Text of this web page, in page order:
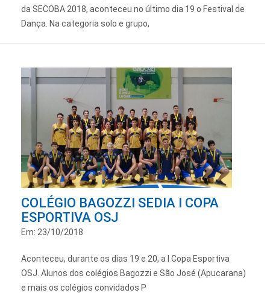
da SECOBA 2018, aconteceu no último dia 19 o Festival de
Dança. Na categoria solo e grupo,
COLÉGIO BAGOZZI SEDIA I COPA
ESPORTIVA OSJ
Em: 23/10/2018
Aconteceu, durante os dias 19 e 20, a I Copa Esportiva
OSJ. Alunos dos colégios Bagozzi e São José (Apucarana)
e mais os colégios convidados P